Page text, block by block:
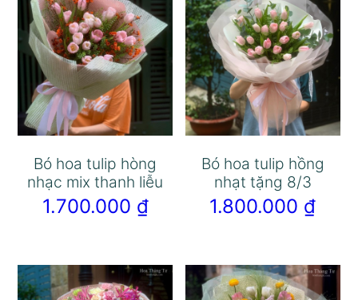
Bó hoa tulip hòng
nhạc mix thanh liễu
1.700.000 ₫
Bó hoa tulip hồng
nhạt tặng 8/3
1.800.000 ₫